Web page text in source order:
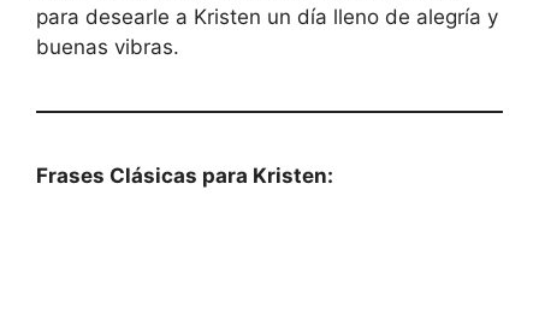
para desearle a Kristen un día lleno de alegría y
buenas vibras.
Frases Clásicas para Kristen: